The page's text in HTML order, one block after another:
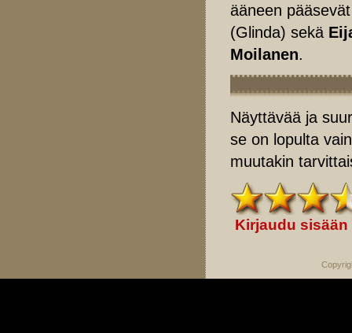
ääneen
(Glinda) sekä
Moilanen.
Näyttävää ja
se on lopulta
muutakin
Kirjaudu sisään